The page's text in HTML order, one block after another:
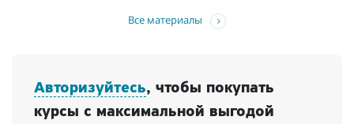
Все материалы
Авторизуйтесь, чтобы покупать
курсы с максимальной выгодой